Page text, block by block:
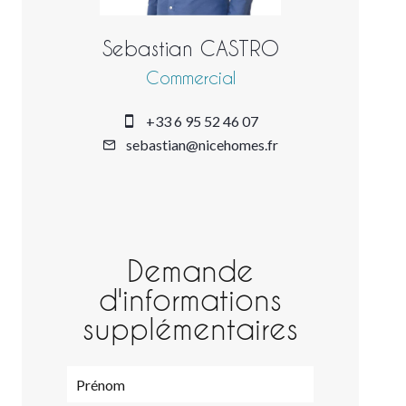
Sebastian CASTRO
Commercial
+33 6 95 52 46 07
sebastian@nicehomes.fr
Demande
d'informations
supplémentaires